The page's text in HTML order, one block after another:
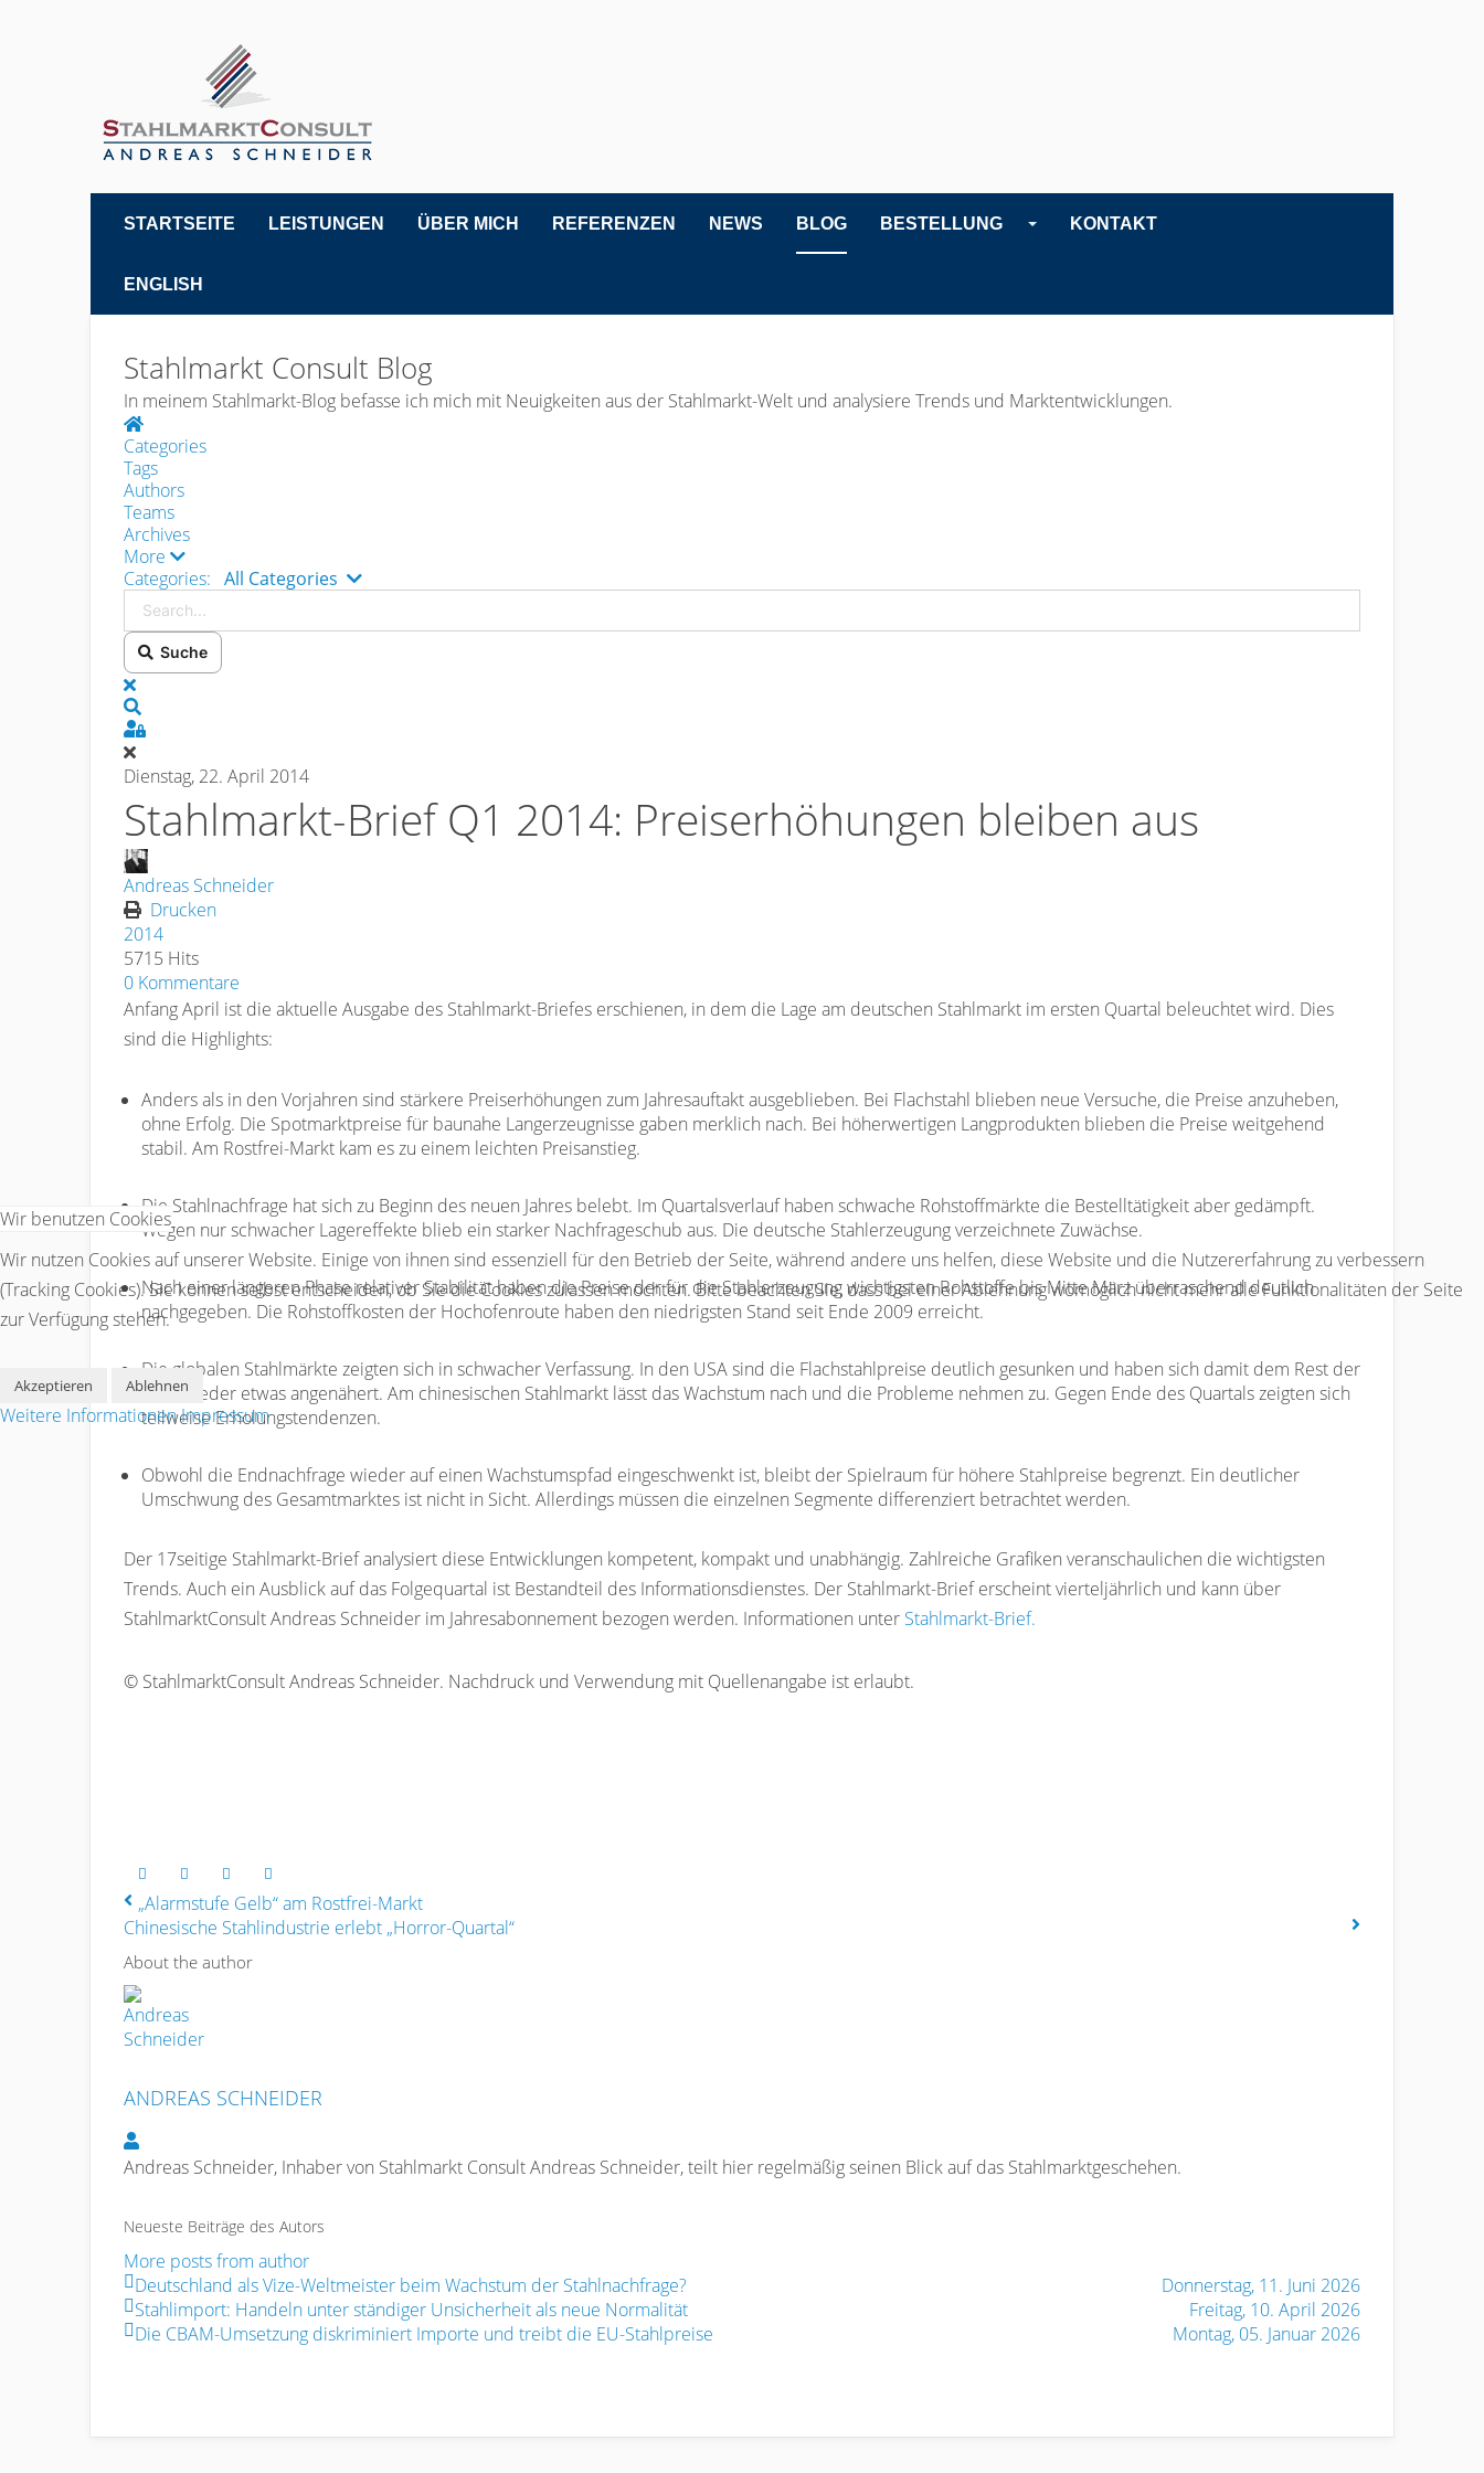
STARTSEITE LEISTUNGEN ÜBER MICH REFERENZEN NEWS BLOG BESTELLUNG KONTAKT
ENGLISH
Stahlmarkt Consult Blog
In meinem Stahlmarkt-Blog befasse ich mich mit Neuigkeiten aus der Stahlmarkt-Welt und analysiere Trends und Marktentwicklungen.
Home
Categories
Tags
Authors
Teams
Archives
More
Categories: All Categories Search...
Suche
x
Sign In
Dienstag, 22. April 2014
Stahlmarkt-Brief Q1 2014: Preiserhöhungen bleiben aus
Andreas Schneider
Drucken
2014
5715 Hits
0 Kommentare
Anfang April ist die aktuelle Ausgabe des Stahlmarkt-Briefes erschienen, in dem die Lage am deutschen Stahlmarkt im ersten Quartal beleuchtet wird. Dies
sind die Highlights:
Anders als in den Vorjahren sind stärkere Preiserhöhungen zum Jahresauftakt ausgeblieben. Bei Flachstahl blieben neue Versuche, die Preise anzuheben,
ohne Erfolg. Die Spotmarktpreise für baunahe Langerzeugnisse gaben merklich nach. Bei höherwertigen Langprodukten blieben die Preise weitgehend
stabil. Am Rostfrei-Markt kam es zu einem leichten Preisanstieg.
Die Stahlnachfrage hat sich zu Beginn des neuen Jahres belebt. Im Quartalsverlauf haben schwache Rohstoffmärkte die Bestelltätigkeit aber gedämpft.
Wegen nur schwacher Lagereffekte blieb ein starker Nachfrageschub aus. Die deutsche Stahlerzeugung verzeichnete Zuwächse.
Nach einer längeren Phase relativer Stabilität haben die Preise der für die Stahlerzeugung wichtigsten Rohstoffe bis Mitte März überraschend deutlich
nachgegeben. Die Rohstoffkosten der Hochofenroute haben den niedrigsten Stand seit Ende 2009 erreicht.
Die globalen Stahlmärkte zeigten sich in schwacher Verfassung. In den USA sind die Flachstahlpreise deutlich gesunken und haben sich damit dem Rest der
Welt wieder etwas angenähert. Am chinesischen Stahlmarkt lässt das Wachstum nach und die Probleme nehmen zu. Gegen Ende des Quartals zeigten sich
teilweise Erholungstendenzen.
Obwohl die Endnachfrage wieder auf einen Wachstumspfad eingeschwenkt ist, bleibt der Spielraum für höhere Stahlpreise begrenzt. Ein deutlicher
Umschwung des Gesamtmarktes ist nicht in Sicht. Allerdings müssen die einzelnen Segmente differenziert betrachtet werden.
Der 17seitige Stahlmarkt-Brief analysiert diese Entwicklungen kompetent, kompakt und unabhängig. Zahlreiche Grafiken veranschaulichen die wichtigsten
Trends. Auch ein Ausblick auf das Folgequartal ist Bestandteil des Informationsdienstes. Der Stahlmarkt-Brief erscheint vierteljährlich und kann über
StahlmarktConsult Andreas Schneider im Jahresabonnement bezogen werden. Informationen unter Stahlmarkt-Brief.
© StahlmarktConsult Andreas Schneider. Nachdruck und Verwendung mit Quellenangabe ist erlaubt.
„Alarmstufe Gelb“ am Rostfrei-Markt
Chinesische Stahlindustrie erlebt „Horror-Quartal“
About the author
ANDREAS SCHNEIDER
Andreas Schneider
Andreas Schneider, Inhaber von Stahlmarkt Consult Andreas Schneider, teilt hier regelmäßig seinen Blick auf das Stahlmarktgeschehen.
Neueste Beiträge des Autors
More posts from author
Donnerstag, 11. Juni 2026
Deutschland als Vize-Weltmeister beim Wachstum der Stahlnachfrage?
Freitag, 10. April 2026
Stahlimport: Handeln unter ständiger Unsicherheit als neue Normalität
Montag, 05. Januar 2026
Die CBAM-Umsetzung diskriminiert Importe und treibt die EU-Stahlpreise
Wir benutzen Cookies
Wir nutzen Cookies auf unserer Website. Einige von ihnen sind essenziell für den Betrieb der Seite, während andere uns helfen, diese Website und die Nutzererfahrung zu verbessern
(Tracking Cookies). Sie können selbst entscheiden, ob Sie die Cookies zulassen möchten. Bitte beachten Sie, dass bei einer Ablehnung womöglich nicht mehr alle Funktionalitäten der Seite
zur Verfügung stehen.
Akzeptieren Ablehnen
Weitere InformationenImpressum